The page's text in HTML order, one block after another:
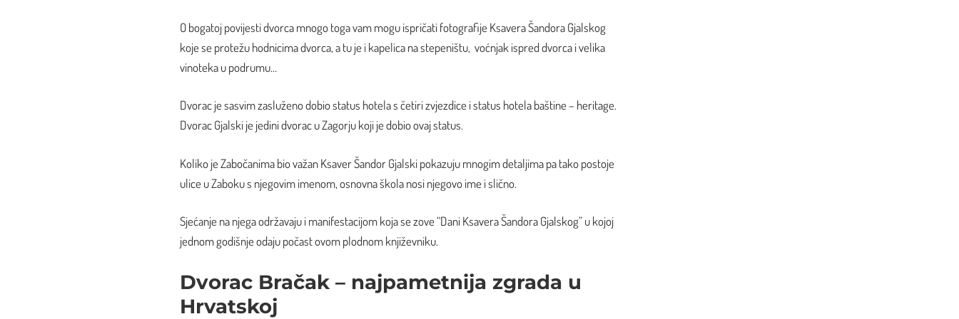
O bogatoj povijesti dvorca mnogo toga vam mogu ispričati fotografije Ksavera Šandora Gjalskog
koje se protežu hodnicima dvorca, a tu je i kapelica na stepeništu, voćnjak ispred dvorca i velika
vinoteka u podrumu…
Dvorac je sasvim zasluženo dobio status hotela s četiri zvjezdice i status hotela baštine – heritage.
Dvorac Gjalski je jedini dvorac u Zagorju koji je dobio ovaj status.
Koliko je Zabočanima bio važan Ksaver Šandor Gjalski pokazuju mnogim detaljima pa tako postoje
ulice u Zaboku s njegovim imenom, osnovna škola nosi njegovo ime i slično.
Sjećanje na njega održavaju i manifestacijom koja se zove “Dani Ksavera Šandora Gjalskog” u kojoj
jednom godišnje odaju počast ovom plodnom književniku.
Dvorac Bračak – najpametnija zgrada u
Hrvatskoj